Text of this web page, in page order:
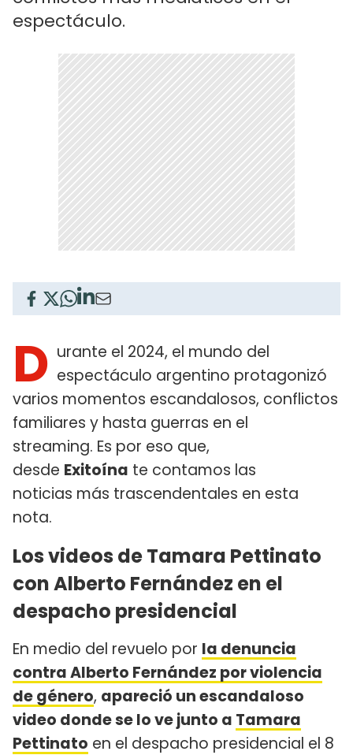
espectáculo.
D urante el 2024, el mundo del
espectáculo argentino protagonizó
varios momentos escandalosos, conflictos
familiares y hasta guerras en el
streaming. Es por eso que,
desde Exitoína te contamos las
noticias más trascendentales en esta
nota.
Los videos de Tamara Pettinato
con Alberto Fernández en el
despacho presidencial
En medio del revuelo por la denuncia
contra Alberto Fernández por violencia
de género, apareció un escandaloso
video donde se lo ve junto a Tamara
Pettinato en el despacho presidencial el 8